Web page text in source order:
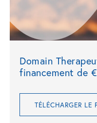
Domain
financement de
TÉLÉCHARGER LE